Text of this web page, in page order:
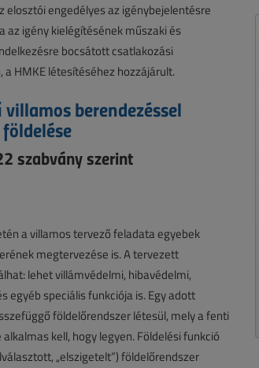
elosztói engedélyes az igénybejelentésre
igény kielégítésének műszaki és
bocsátott csatlakozási
HMKE létesítéséhez hozzájárult.
berendezéssel
szabvány szerint
a villamos tervező feladata egyebek
megtervezése is. A tervezett
lehet villámvédelmi, hibavédelmi,
egyéb speciális funkciója is. Egy adott
földelőrendszer létesül, mely a fenti
kell, hogy legyen. Földelési funkció
„elszigetelt”) földelőrendszer